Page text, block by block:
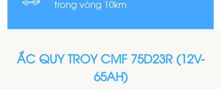
trong vòng 10km
ẮC QUY TROY CMF 75D23R (12V-
65AH)